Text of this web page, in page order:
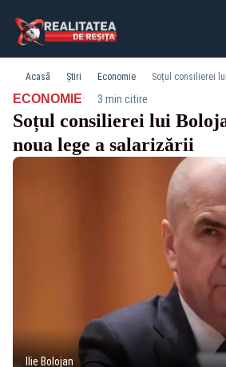
Acasă Știri Economie
ECONOMIE· 3 min citire
Soțul consilierei lui
noua lege a salarizării
Ilie Bolojan